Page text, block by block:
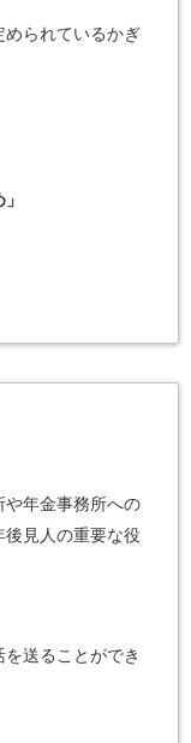
められているかぎ
や年金事務所への
後見人の重要な役
送ることができ